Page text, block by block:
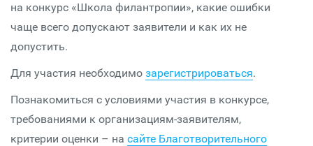
на конкурс «Школа филантропии», какие ошибки
чаще всего допускают заявители и как их не
допустить.
Для участия необходимо зарегистрироваться.
Познакомиться с условиями участия в конкурсе,
требованиями к организациям-заявителям,
критерии оценки – на сайте Благотворительного